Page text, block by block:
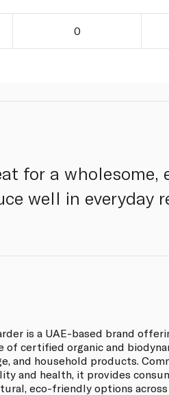
0
for a wholesome,
well in everyday
is a UAE-based brand
of certified organic and
and household products.
and health, it provides
eco-friendly options across